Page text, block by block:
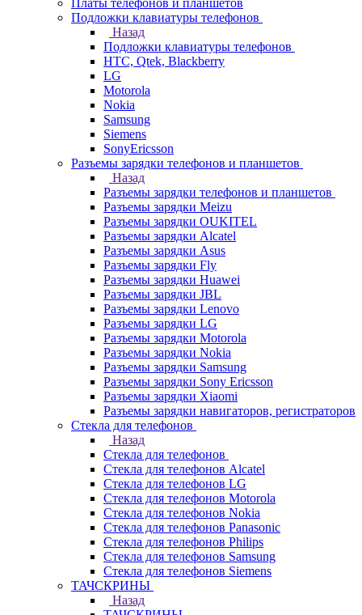
Платы телефонов и планшетов
Подложки клавиатуры телефонов
Назад
Подложки клавиатуры телефонов
HTC, Qtek, Blackberry
LG
Motorola
Nokia
Samsung
Siemens
SonyEricsson
Разъемы зарядки телефонов и планшетов
Назад
Разъемы зарядки телефонов и планшетов
Разъемы зарядки Meizu
Разъемы зарядки OUKITEL
Разъемы зарядки Alcatel
Разъемы зарядки Asus
Разъемы зарядки Fly
Разъемы зарядки Huawei
Разъемы зарядки JBL
Разъемы зарядки Lenovo
Разъемы зарядки LG
Разъемы зарядки Motorola
Разъемы зарядки Nokia
Разъемы зарядки Samsung
Разъемы зарядки Sony Ericsson
Разъемы зарядки Xiaomi
Разъемы зарядки навигаторов, регистраторов
Стекла для телефонов
Назад
Стекла для телефонов
Стекла для телефонов Alcatel
Стекла для телефонов LG
Стекла для телефонов Motorola
Стекла для телефонов Nokia
Стекла для телефонов Panasonic
Стекла для телефонов Philips
Стекла для телефонов Samsung
Стекла для телефонов Siemens
ТАЧСКРИНЫ
Назад